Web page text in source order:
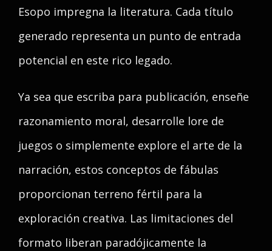
Esopo impregna la literatura. Cada título
generado representa un punto de entrada
potencial en este rico legado.
Ya sea que escriba para publicación, enseñe
razonamiento moral, desarrolle lore de
juegos o simplemente explore el arte de la
narración, estos conceptos de fábulas
proporcionan terreno fértil para la
exploración creativa. Las limitaciones del
formato liberan paradójicamente la